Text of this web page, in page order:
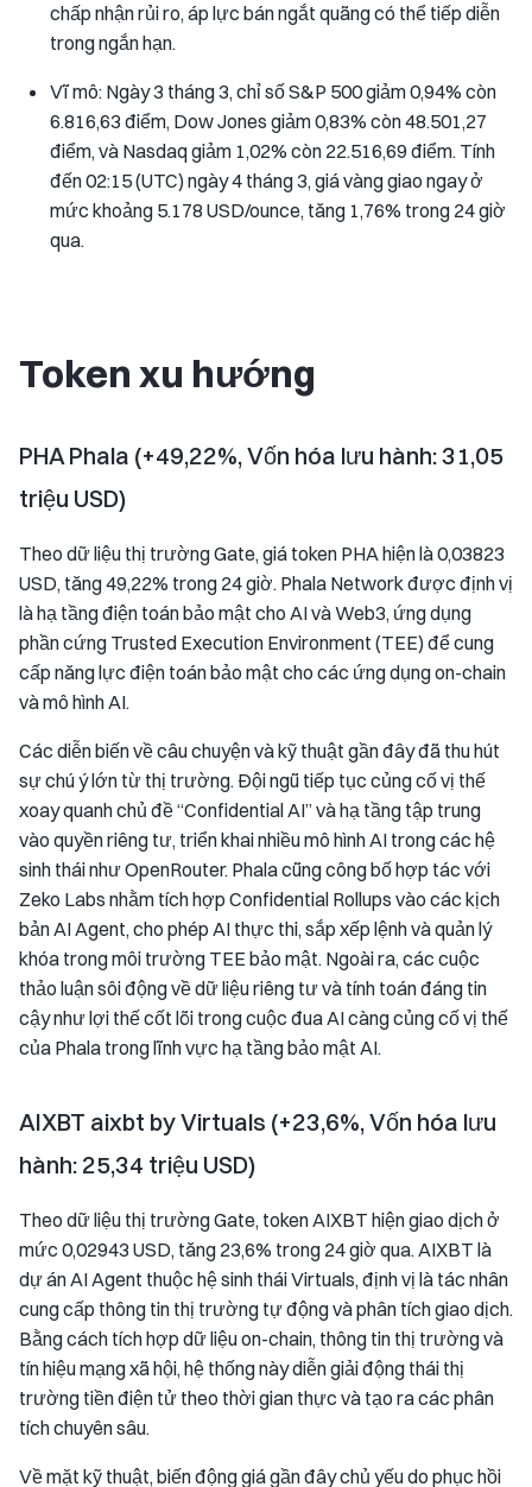
chấp nhận rủi ro, áp lực bán ngắt quãng có thể tiếp diễn
trong ngắn hạn.
Vĩ mô: Ngày 3 tháng 3, chỉ số S&P 500 giảm 0,94% còn
6.816,63 điểm, Dow Jones giảm 0,83% còn 48.501,27
điểm, và Nasdaq giảm 1,02% còn 22.516,69 điểm. Tính
đến 02:15 (UTC) ngày 4 tháng 3, giá vàng giao ngay ở
mức khoảng 5.178 USD/ounce, tăng 1,76% trong 24 giờ
qua.
Token xu hướng
PHA Phala (+49,22%, Vốn hóa lưu hành: 31,05
triệu USD)
Theo dữ liệu thị trường Gate, giá token PHA hiện là 0,03823
USD, tăng 49,22% trong 24 giờ. Phala Network được định vị
là hạ tầng điện toán bảo mật cho AI và Web3, ứng dụng
phần cứng Trusted Execution Environment (TEE) để cung
cấp năng lực điện toán bảo mật cho các ứng dụng on-chain
và mô hình AI.
Các diễn biến về câu chuyện và kỹ thuật gần đây đã thu hút
sự chú ý lớn từ thị trường. Đội ngũ tiếp tục củng cố vị thế
xoay quanh chủ đề “Confidential AI” và hạ tầng tập trung
vào quyền riêng tư, triển khai nhiều mô hình AI trong các hệ
sinh thái như OpenRouter. Phala cũng công bố hợp tác với
Zeko Labs nhằm tích hợp Confidential Rollups vào các kịch
bản AI Agent, cho phép AI thực thi, sắp xếp lệnh và quản lý
khóa trong môi trường TEE bảo mật. Ngoài ra, các cuộc
thảo luận sôi động về dữ liệu riêng tư và tính toán đáng tin
cậy như lợi thế cốt lõi trong cuộc đua AI càng củng cố vị thế
của Phala trong lĩnh vực hạ tầng bảo mật AI.
AIXBT aixbt by Virtuals (+23,6%, Vốn hóa lưu
hành: 25,34 triệu USD)
Theo dữ liệu thị trường Gate, token AIXBT hiện giao dịch ở
mức 0,02943 USD, tăng 23,6% trong 24 giờ qua. AIXBT là
dự án AI Agent thuộc hệ sinh thái Virtuals, định vị là tác nhân
cung cấp thông tin thị trường tự động và phân tích giao dịch.
Bằng cách tích hợp dữ liệu on-chain, thông tin thị trường và
tín hiệu mạng xã hội, hệ thống này diễn giải động thái thị
trường tiền điện tử theo thời gian thực và tạo ra các phân
tích chuyên sâu.
Về mặt kỹ thuật, biến động giá gần đây chủ yếu do phục hồi